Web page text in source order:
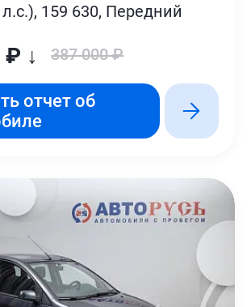
159 630, Передний
₽ ↓ 387 000 ₽
отчет об